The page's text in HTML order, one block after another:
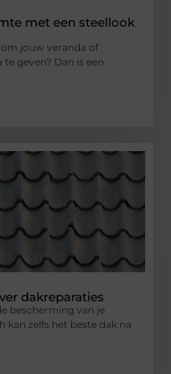
met een steellook
jouw veranda of
geven? Dan is een
dakreparaties
bescherming van je
kan zelfs het beste dak na